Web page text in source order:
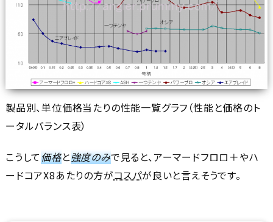
製品別、単位価格当たりの性能一覧グラフ（性能と価格のト
ータルバランス表）
こうして価格と強度のみで見ると、アーマードフロロ＋やハ
ードコアX8あたりの方がコスパが良いと言えそうです。